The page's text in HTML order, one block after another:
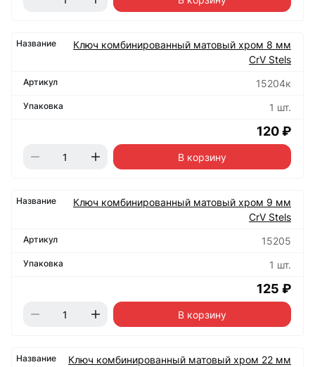
Ключ комбинированный матовый хром 8 мм
CrV Stels
15204к
1 шт.
120 ₽
В корзину
Ключ комбинированный матовый хром 9 мм
CrV Stels
15205
1 шт.
125 ₽
В корзину
Ключ комбинированный матовый хром 22 мм